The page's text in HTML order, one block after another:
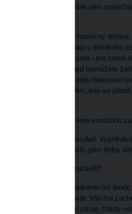
* LN Proč jsou některé pilíře jako
To je právě ten problém. Společný
mohou přidat, podobně jako u fiskálního
řízení bank se rovnou chystá i pro
platit pro celou Unii. Dohled nemůžete
nemají země mimo eurozónu hlasovací
Proto je to otevřeno jen těm, kdo se
* LN Proč se ale země mimo eurozónu
To je právě ten fatální nesoulad.
teď víme, že některé z nich, jako třeba
* LN Hledá se co nejvíc ručitelů?
Nechci vytvářet nějaké spiklenecké
způsob, jak se zachraňovat. Všichni
potřebujeme nějaké další zdroje. Nikdy